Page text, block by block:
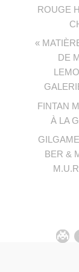
ROUGE
«
DE
FINTAN
À LA
BER &